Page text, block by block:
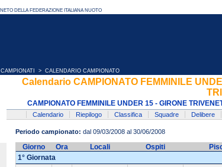
CAMPIONATI > CALENDARIO CAMPIONATO
Calendario CAMPIONATO FEMMINILE
CAMPIONATO FEMMINILE UNDER 15 - GIRONE
Calendario Riepilogo Classifica Squadre Delibere
Periodo campionato: dal 09/03/2008 al 30/06/2008
Giorno Ora Locali Ospiti
1° Giornata